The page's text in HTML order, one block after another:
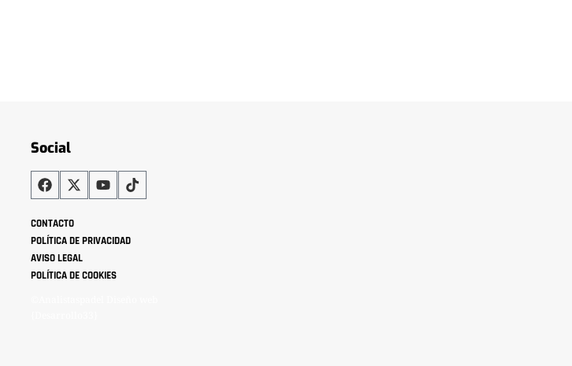
Social
CONTACTO
POLÍTICA DE PRIVACIDAD
AVISO LEGAL
POLÍTICA DE COOKIES